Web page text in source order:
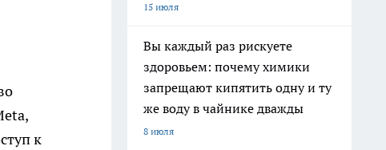
к
15 июля
Вы каждый раз рискуете
здоровьем: почему химики
запрещают кипятить одну и ту
же воду в чайнике дважды
8 июля